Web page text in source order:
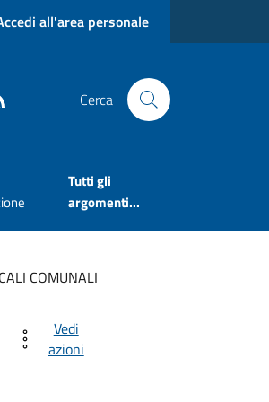
all'area personale
Cerca
Tutti gli
argomenti...
COMUNALI
Vedi
azioni